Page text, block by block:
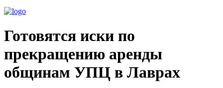
Готовятся иски по
прекращению аренды
общинам УПЦ в Лаврах